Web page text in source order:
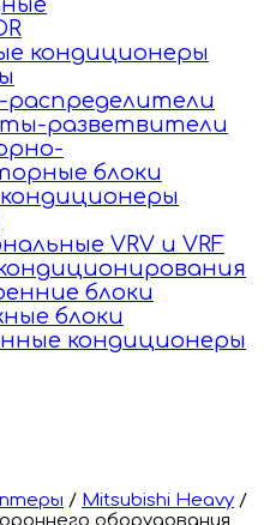
кондиционеры
распределители
разветвители
блоки
VRV и VRF
блоки
блоки
кондиционеры
/ Mitsubishi Heavy /
оборудования